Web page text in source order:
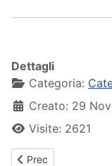
Dettagli
Categoria:
Creato: 29
Visite: 2621
Articolo precedente:
Prec